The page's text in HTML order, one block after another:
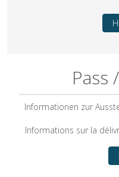
Pass
Informationen zur
Informations sur la